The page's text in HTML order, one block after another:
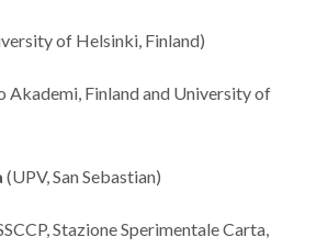
of Helsinki, Finland)
Akademi, Finland and University of
(UPV, San Sebastian)
Stazione Sperimentale Carta,